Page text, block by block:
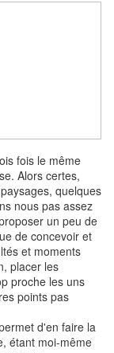
fois le même
Alors certes,
quelques
nous pas assez
un peu de
de concevoir et
et moments
placer les
proche les uns
points pas
d'en faire la
étant moi-même